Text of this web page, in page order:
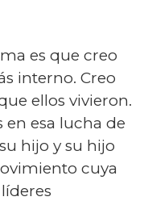
es que creo
interno. Creo
ellos vivieron.
en esa lucha de
hijo y su hijo
cuya